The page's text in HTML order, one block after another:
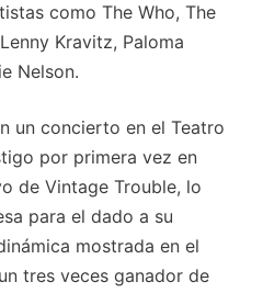
como The Who, The
Kravitz, Paloma
Nelson.
un concierto en el Teatro
por primera vez en
de Vintage Trouble, lo
para el dado a su
mostrada en el
tres veces ganador de